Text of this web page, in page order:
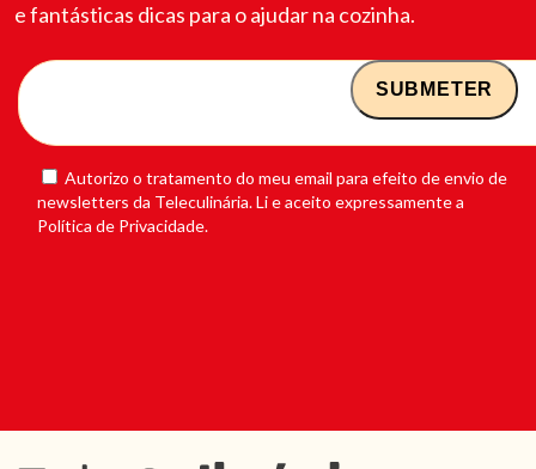
e fantásticas dicas para o ajudar na cozinha.
Autorizo o tratamento do meu email para efeito de envio de
newsletters da Teleculinária. Li e aceito expressamente a
Política de Privacidade.